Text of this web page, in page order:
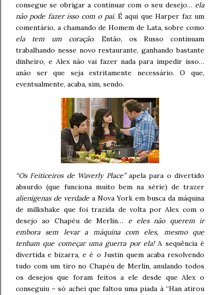
consegue se obrigar a continuar com o seu desejo… ela
não pode fazer isso com o pai. É aqui que Harper faz um
comentário, a chamando de Homem de Lata, sobre como
ela tem um coração. Então, os Russo continuam
trabalhando nesse novo restaurante, ganhando bastante
dinheiro, e Alex não vai fazer nada para impedir isso…
anão ser que seja estritamente necessário. O que,
eventualmente, acaba, sim, sendo.
“Os Feiticeiros de Waverly Place”apela para o divertido
absurdo (que funciona muito bem na série) de trazer
alienígenas de verdade a Nova York em busca da máquina
de milkshake que foi trazida de volta por Alex com o
desejo ao Chapéu de Merlin… e eles não querem ir
embora sem levar a máquina com eles, mesmo que
tenham que começar uma guerra por ela!A sequência é
divertida e bizarra, e é o Justin quem acaba resolvendo
tudo com um tiro no Chapéu de Merlin, anulando todos
os desejos que foram feitos a ele desde que Alex o
conseguiu – só achei que faltou uma piada à “Han atirou